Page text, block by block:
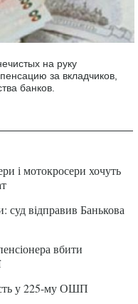
на руку
за вкладчиков,
банков.
і мотокросери хочуть
суд відправив Банькова
вбити
у 225-му ОШП